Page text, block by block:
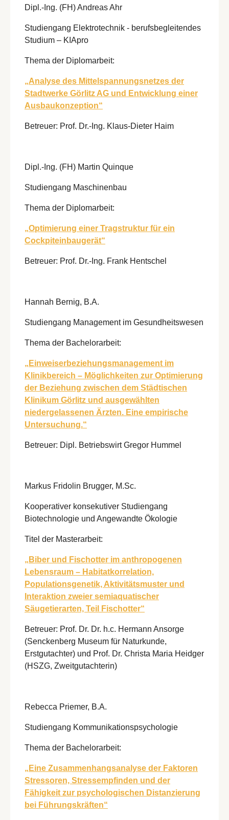
Dipl.-Ing. (FH) Andreas Ahr
Studiengang Elektrotechnik - berufsbegleitendes
Studium – KIApro
Thema der Diplomarbeit:
„Analyse des Mittelspannungsnetzes der
Stadtwerke Görlitz AG und Entwicklung einer
Ausbaukonzeption“
Betreuer: Prof. Dr.-Ing. Klaus-Dieter Haim
Dipl.-Ing. (FH) Martin Quinque
Studiengang Maschinenbau
Thema der Diplomarbeit:
„Optimierung einer Tragstruktur für ein
Cockpiteinbaugerät“
Betreuer: Prof. Dr.-Ing. Frank Hentschel
Hannah Bernig, B.A.
Studiengang Management im Gesundheitswesen
Thema der Bachelorarbeit:
„Einweiserbeziehungsmanagement im
Klinikbereich – Möglichkeiten zur Optimierung
der Beziehung zwischen dem Städtischen
Klinikum Görlitz und ausgewählten
niedergelassenen Ärzten. Eine empirische
Untersuchung.“
Betreuer: Dipl. Betriebswirt Gregor Hummel
Markus Fridolin Brugger, M.Sc.
Kooperativer konsekutiver Studiengang
Biotechnologie und Angewandte Ökologie
Titel der Masterarbeit:
„Biber und Fischotter im anthropogenen
Lebensraum – Habitatkorrelation,
Populationsgenetik, Aktivitätsmuster und
Interaktion zweier semiaquatischer
Säugetierarten, Teil Fischotter“
Betreuer: Prof. Dr. Dr. h.c. Hermann Ansorge
(Senckenberg Museum für Naturkunde,
Erstgutachter) und Prof. Dr. Christa Maria Heidger
(HSZG, Zweitgutachterin)
Rebecca Priemer, B.A.
Studiengang Kommunikationspsychologie
Thema der Bachelorarbeit:
„Eine Zusammenhangsanalyse der Faktoren
Stressoren, Stressempfinden und der
Fähigkeit zur psychologischen Distanzierung
bei Führungskräften“